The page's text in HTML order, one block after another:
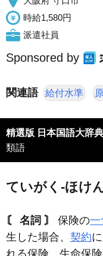
時給1,580円
派遣社員
Sponsored by
関連語 給付水準
精選版 日本国語大辞典
類語
ていがく‐ほけ
〘 名詞 〙 保険の一
生した場合、 契約
れる保険。生命保険